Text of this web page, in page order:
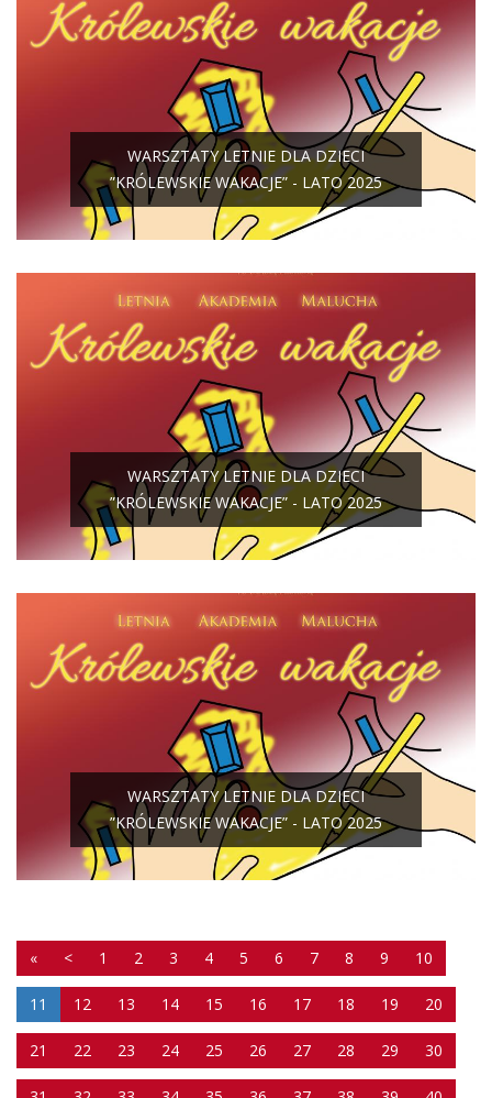
WARSZTATY LETNIE DLA DZIECI
”KRÓLEWSKIE WAKACJE” - LATO 2025
WARSZTATY LETNIE DLA DZIECI
”KRÓLEWSKIE WAKACJE” - LATO 2025
WARSZTATY LETNIE DLA DZIECI
”KRÓLEWSKIE WAKACJE” - LATO 2025
« < 1 2 3 4 5 6 7 8 9 10
11 12 13 14 15 16 17 18 19 20
21 22 23 24 25 26 27 28 29 30